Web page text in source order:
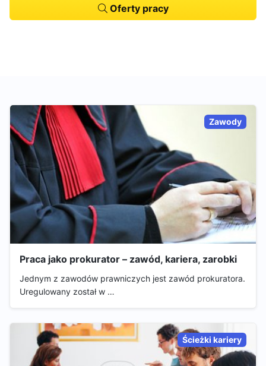
Oferty pracy
Zawody
Praca jako prokurator – zawód, kariera, zarobki
Jednym z zawodów prawniczych jest zawód prokuratora.
Uregulowany został w …
Ścieżki kariery